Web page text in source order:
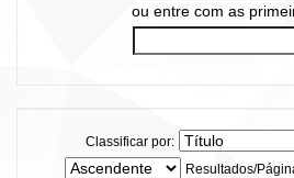
ou entre com as
Classificar por:
Resultados/